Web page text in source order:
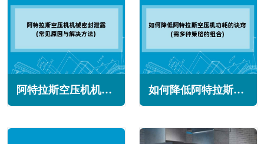
阿特拉斯空压机机械密封泄露怎么办(常见原因与解决方法) 如何降低阿特拉斯空压机功耗的诀窍(需多种策略的组合)